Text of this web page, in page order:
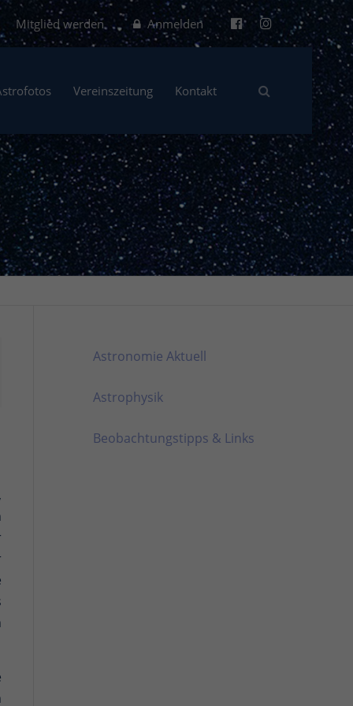
Anmelden
Mitglied werden
Vereinszeitung Kontakt
Astronomie Aktuell
Astrophysik
Beobachtungstipps & Links